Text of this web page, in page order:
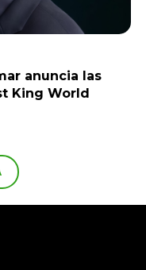
anuncia las
King World